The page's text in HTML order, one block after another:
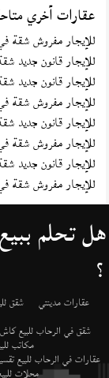
عقارات أخري
للإيجار مفروش شقة
للإيجار قانون جديد
للإيجار قانون جديد
للإيجار مفروش شقة
للإيجار قانون جديد
للإيجار مفروش شقة
للإيجار قانون جديد
للإيجار مفروش شقة
هل تحلم
؟
عقارات مدينتي شقق
شقق في الرحاب للبيع كاش
مكاتب
عقارات في الرحاب للبيع
محلات